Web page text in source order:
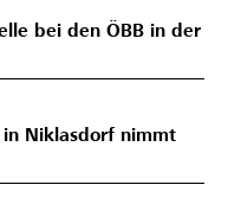
bei den ÖBB in der
Niklasdorf nimmt